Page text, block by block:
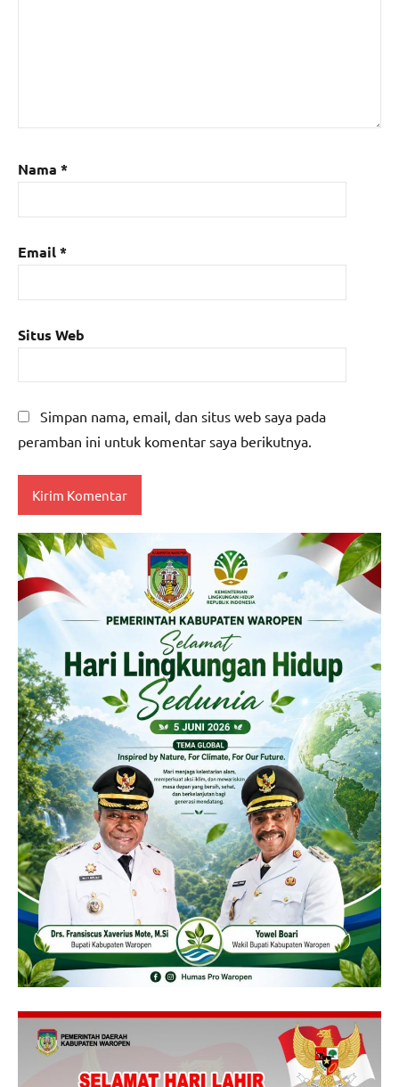
Nama *
Email*
Situs Web
Simpan nama, email, dan situs web saya pada
peramban ini untuk komentar saya berikutnya.